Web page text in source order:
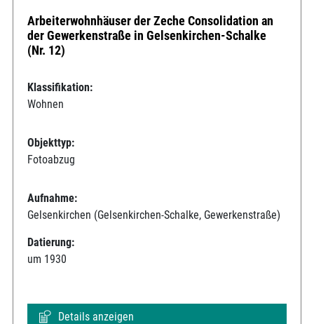
Arbeiterwohnhäuser der Zeche Consolidation an
der Gewerkenstraße in Gelsenkirchen-Schalke
(Nr. 12)
Klassifikation:
Wohnen
Objekttyp:
Fotoabzug
Aufnahme:
Gelsenkirchen (Gelsenkirchen-Schalke, Gewerkenstraße)
Datierung:
um 1930
Details anzeigen